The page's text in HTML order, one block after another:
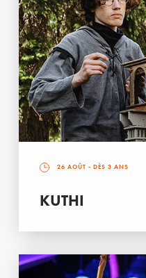
26 AOÛT - DÈS 3 ANS
KUTHI